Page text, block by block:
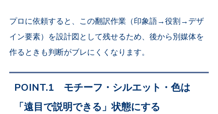
プロに依頼すると、この翻訳作業（印象語→役割→デザ
イン要素）を設計図として残せるため、後から別媒体を
作るときも判断がブレにくくなります。
POINT.1 モチーフ・シルエット・色は
「遠目で説明できる」状態にする